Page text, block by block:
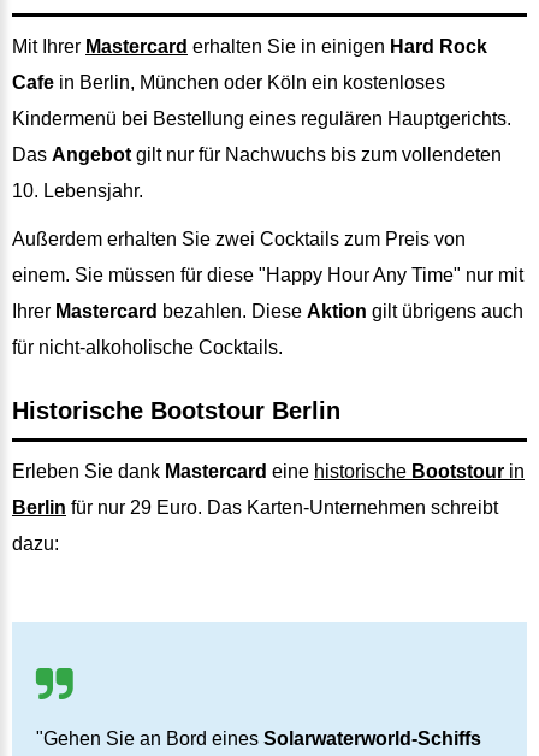
Mit Ihrer Mastercard erhalten Sie in einigen Hard Rock
Cafe in Berlin, München oder Köln ein kostenloses
Kindermenü bei Bestellung eines regulären Hauptgerichts.
Das Angebot gilt nur für Nachwuchs bis zum vollendeten
10. Lebensjahr.
Außerdem erhalten Sie zwei Cocktails zum Preis von
einem. Sie müssen für diese "Happy Hour Any Time" nur mit
Ihrer Mastercard bezahlen. Diese Aktion gilt übrigens auch
für nicht-alkoholische Cocktails.
Historische Bootstour Berlin
Erleben Sie dank Mastercard eine historische Bootstour in
Berlin für nur 29 Euro. Das Karten-Unternehmen schreibt
dazu:
"Gehen Sie an Bord eines Solarwaterworld-Schiffs